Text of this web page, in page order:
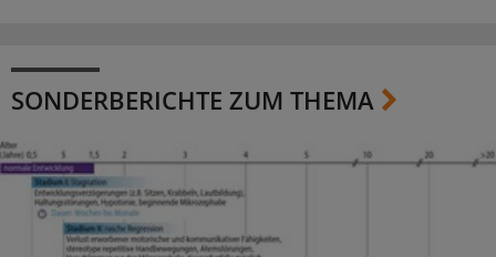
SONDERBERICHTE ZUM THEMA